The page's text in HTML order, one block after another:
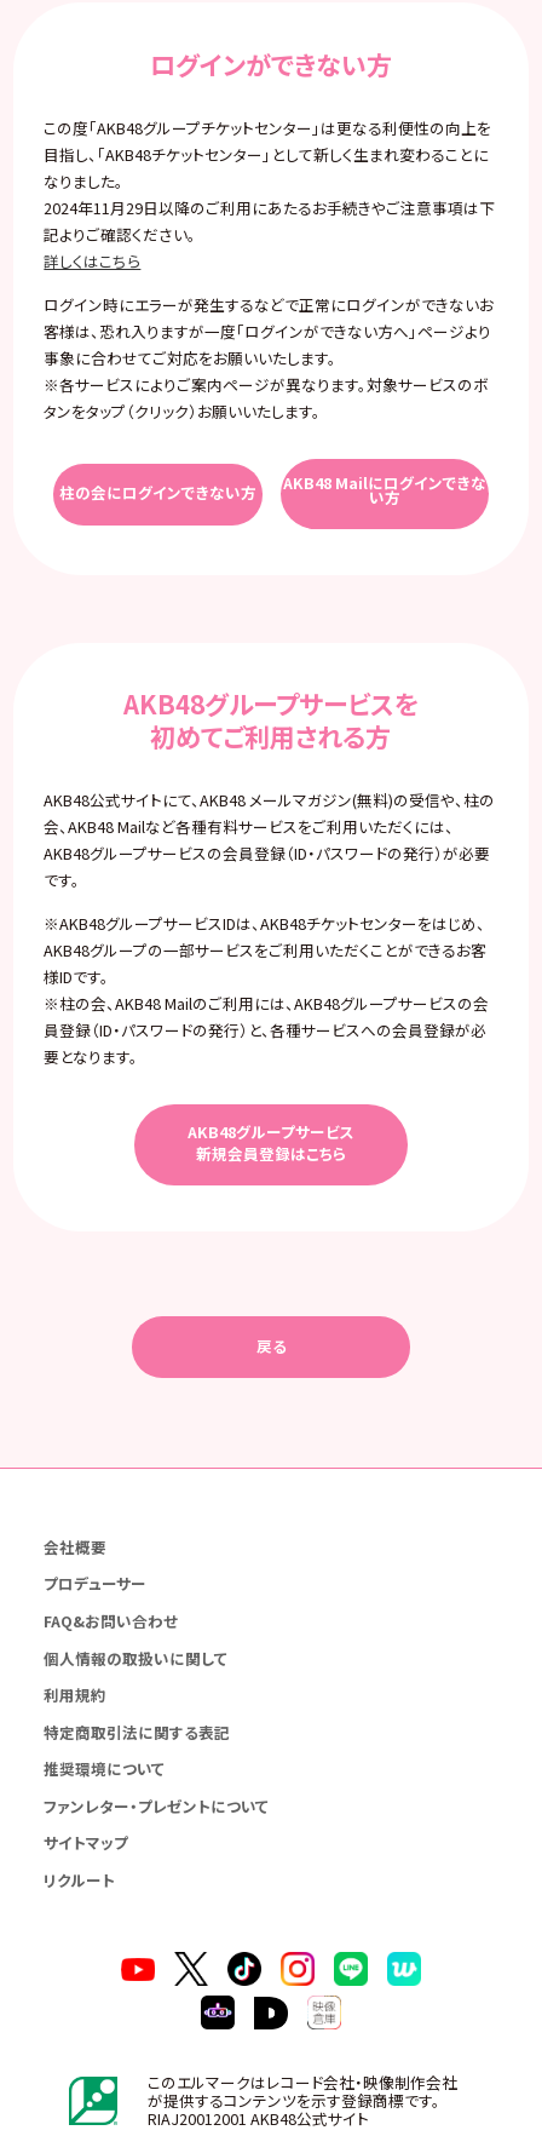
ログインができない方
この度「AKB48グループチケットセンター」は更なる利便性の向上を
目指し、「AKB48チケットセンター」として新しく生まれ変わることに
なりました。
2024年11月29日以降のご利用にあたるお手続きやご注意事項は下
記よりご確認ください。
詳しくはこちら
ログイン時にエラーが発生するなどで正常にログインができないお
客様は、恐れ入りますが一度「ログインができない方へ」ページより
事象に合わせてご対応をお願いいたします。
※各サービスによりご案内ページが異なります。対象サービスのボ
タンをタップ（クリック）お願いいたします。
柱の会にログインできない方 AKB48 Mailにログインできな
い方
AKB48グループサービスを
初めてご利用される方
AKB48公式サイトにて、AKB48 メールマガジン(無料)の受信や、柱の
会、AKB48 Mailなど各種有料サービスをご利用いただくには、
AKB48グループサービスの会員登録（ID・パスワードの発行）が必要
です。
※AKB48グループサービスIDは、AKB48チケットセンターをはじめ、
AKB48グループの一部サービスをご利用いただくことができるお客
様IDです。
※柱の会、AKB48 Mailのご利用には、AKB48グループサービスの会
員登録（ID・パスワードの発行）と、各種サービスへの会員登録が必
要となります。
AKB48グループサービス
新規会員登録はこちら
戻る
会社概要
プロデューサー
FAQ&お問い合わせ
個人情報の取扱いに関して
利用規約
特定商取引法に関する表記
推奨環境について
ファンレター・プレゼントについて
サイトマップ
リクルート
このエルマークはレコード会社・映像制作会社
が提供するコンテンツを示す登録商標です。
RIAJ20012001 AKB48公式サイト